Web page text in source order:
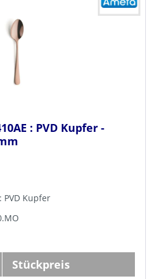
: PVD Kupfer -
PVD Kupfer
Stückpreis